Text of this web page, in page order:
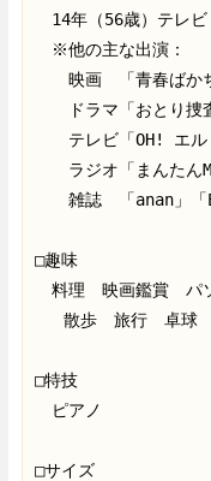
14年（56歳）テレビ
※他の主な出演：
映画　「青春ばかち
ドラマ「おとり捜査
テレビ「OH! エルく
ラジオ「まんたん
雑誌　「anan」「
□趣味
料理　映画鑑賞　パ
   散歩　旅行　卓球
□特技
ピアノ
□サイズ